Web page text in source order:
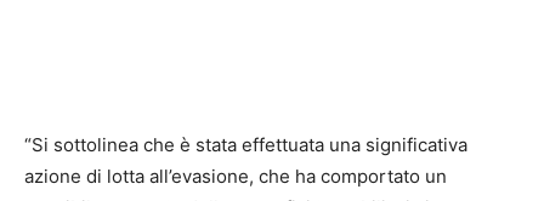
“Si sottolinea che è stata effettuata una significativa
azione di lotta all’evasione, che ha comportato un